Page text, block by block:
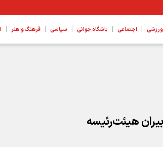
ورزشی | اجتماعی | باشگاه جوانی | سیاسی | فرهنگ و هنر |
هیئت‌رئیسه